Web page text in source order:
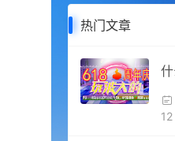
热门文章
12